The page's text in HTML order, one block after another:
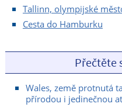
Tallinn, olympijské
Cesta do Hamburku
Přečtěte
Wales, země protnutá
přírodou i jedinečnou